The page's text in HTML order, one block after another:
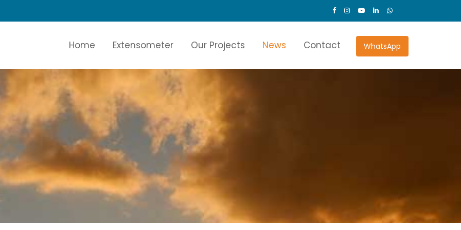
WhatsApp
Home Extensometer Our Projects News Contact